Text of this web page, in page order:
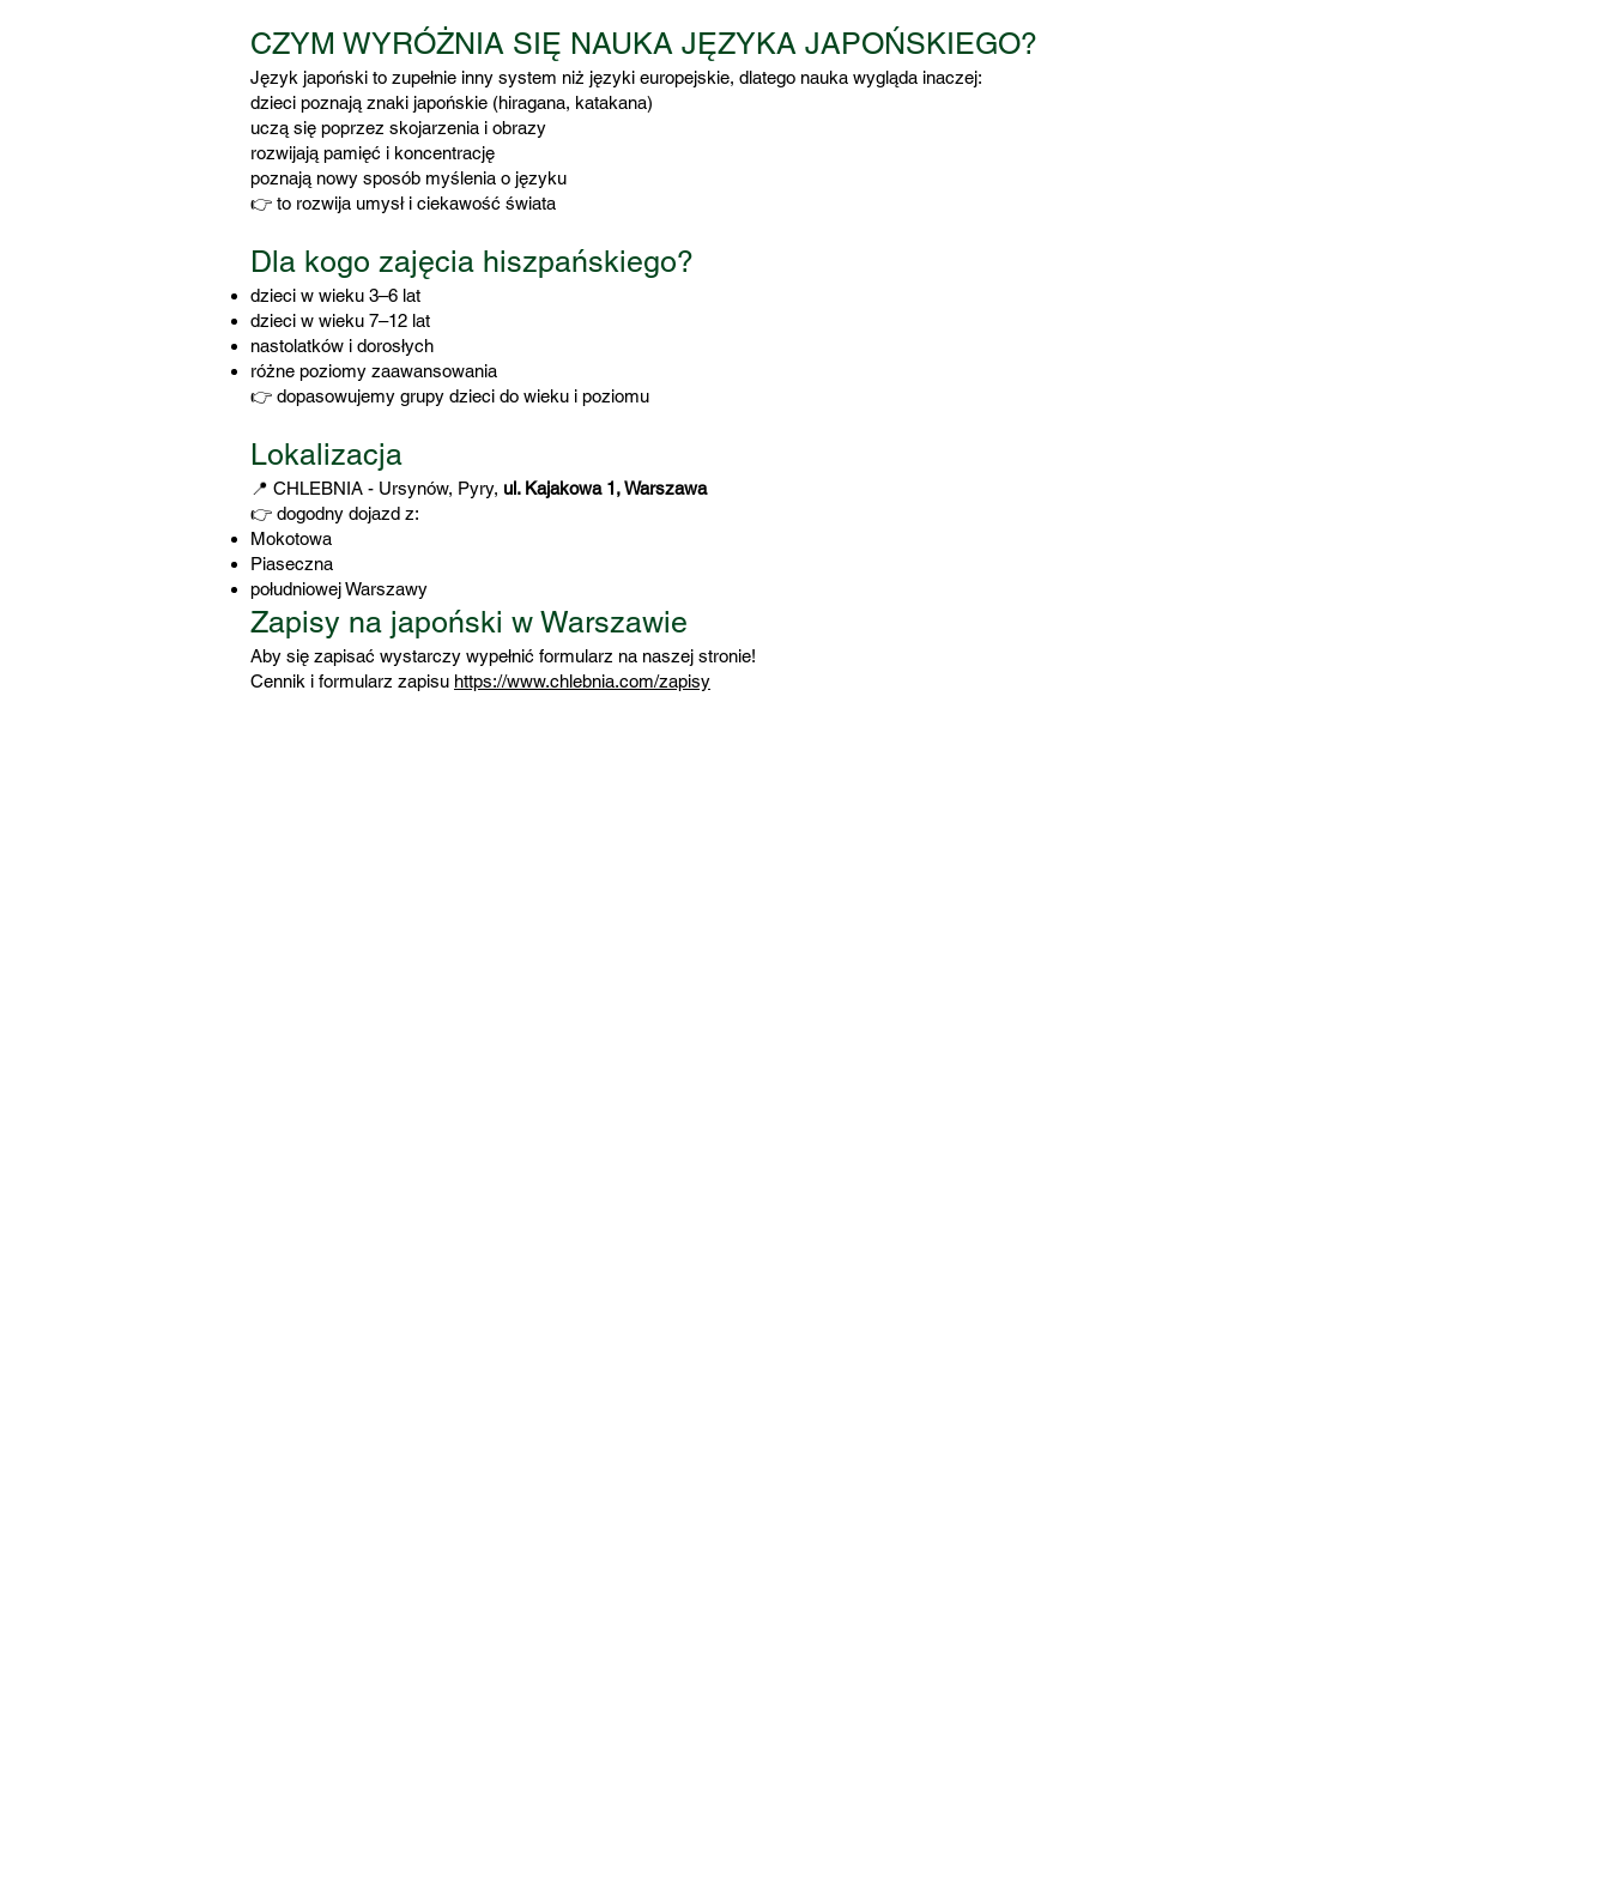
CZYM WYRÓŻNIA SIĘ NAUKA JĘZYKA JAPOŃSKIEGO?
Język japoński to zupełnie inny system niż języki europejskie, dlatego nauka wygląda inaczej:
dzieci poznają znaki japońskie (hiragana, katakana)
uczą się poprzez skojarzenia i obrazy
rozwijają pamięć i koncentrację
poznają nowy sposób myślenia o języku
👉 to rozwija umysł i ciekawość świata
Dla kogo zajęcia hiszpańskiego?
dzieci w wieku 3–6 lat
dzieci w wieku 7–12 lat
nastolatków i dorosłych
różne poziomy zaawansowania
👉 dopasowujemy grupy dzieci do wieku i poziomu
Lokalizacja
📍 CHLEBNIA - Ursynów, Pyry, ul. Kajakowa 1, Warszawa
👉 dogodny dojazd z:
Mokotowa
Piaseczna
południowej Warszawy
Zapisy na japoński w Warszawie
Aby się zapisać wystarczy wypełnić formularz na naszej stronie!
Cennik i formularz zapisu https://www.chlebnia.com/zapisy